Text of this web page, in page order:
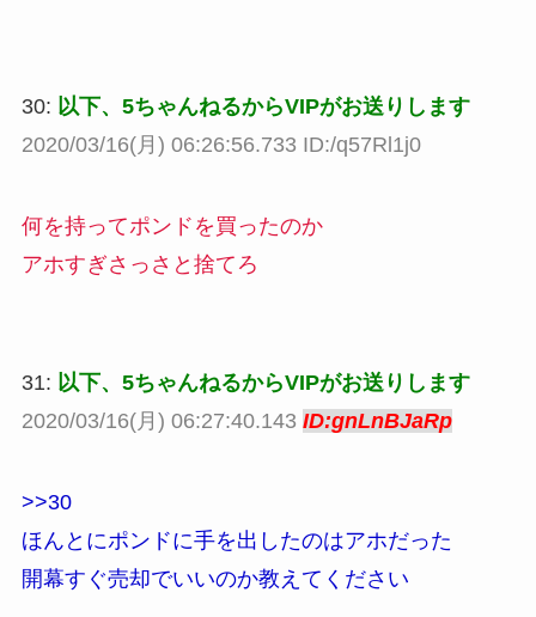
30: 以下、5ちゃんねるからVIPがお送りします
2020/03/16(月) 06:26:56.733 ID:/q57Rl1j0
何を持ってポンドを買ったのか
アホすぎさっさと捨てろ
31: 以下、5ちゃんねるからVIPがお送りします
2020/03/16(月) 06:27:40.143 ID:gnLnBJaRp
>>30
ほんとにポンドに手を出したのはアホだった
開幕すぐ売却でいいのか教えてください